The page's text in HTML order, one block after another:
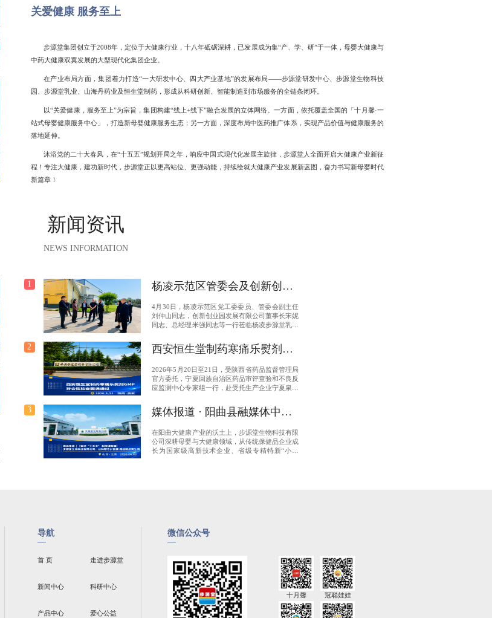
关爱健康 服务至上
步源堂集团创立于2008年，定位于大健康行业，十八年砥砺深耕，已发展成为集“产、学、研”于一体，母婴大健康与
中药大健康双翼发展的大型现代化集团企业。
在产业布局方面，集团着力打造“一大研发中心、四大产业基地”的发展布局——步源堂研发中心、步源堂生物科技
园、步源堂乳业、山海丹药业及恒生堂制药，形成从科研创新、智能制造到市场服务的全链条闭环。
以“关爱健康，服务至上”为宗旨，集团构建“线上+线下”融合发展的立体网络。一方面，依托覆盖全国的「十月馨·一
站式母婴健康服务中心」，打造新母婴健康服务生态；另一方面，深度布局中医药推广体系，实现产品价值与健康服务的
落地延伸。
沐浴党的二十大春风，在“十五五”规划开局之年，响应中国式现代化发展主旋律，步源堂人全面开启大健康产业新征
程！专注大健康，建功新时代，步源堂正以更高站位、更强动能，持续绘就大健康产业发展新蓝图，奋力书写新母婴时代
新篇章！
新闻资讯
NEWS INFORMATION
1
杨凌示范区管委会及创新创业
园领导莅临步源堂乳业调研指
导
4月30日，杨凌示范区党工委委员、管委会副主任
刘仲山同志，创新创业园发展有限公司董事长宋妮
同志、总经理米强同志等一行莅临杨凌步源堂乳业
军、行政副总高晓红全程陪同调研。
2
西安恒生堂制药寒痛乐熨剂
GMP符合性检查圆满通过
2026年5月20日至21日，受陕西省药品监督管理局
官方委托，宁夏回族自治区药品审评查验和不良反
应监测中心专家组一行，赴受托生产企业宁夏泉水
司）新产品寒痛乐熨剂开展专项GMP符合性现场
检查工作。
3
媒体报道 · 阳曲县融媒体中心 |
【奋进“十五五” 科技谱新篇】
步源堂生物科技有限公司：以
科研守护健康 用创新点亮生活
在阳曲大健康产业的沃土上，步源堂生物科技有限
公司深耕母婴与大健康领域，从传统保健品企业成
长为国家级高新技术企业、省级专精特新“小巨
导航
首 页
新闻中心
产品中心
走进步源堂
科研中心
爱心公益
微信公众号
十月馨 冠聪娃娃